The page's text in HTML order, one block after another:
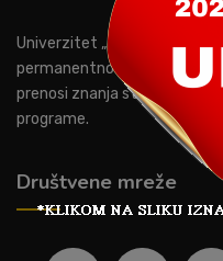
Univerzitet „Privredna
permanentno prati
prenosi znanja studentima
programe.
Društvene mreže